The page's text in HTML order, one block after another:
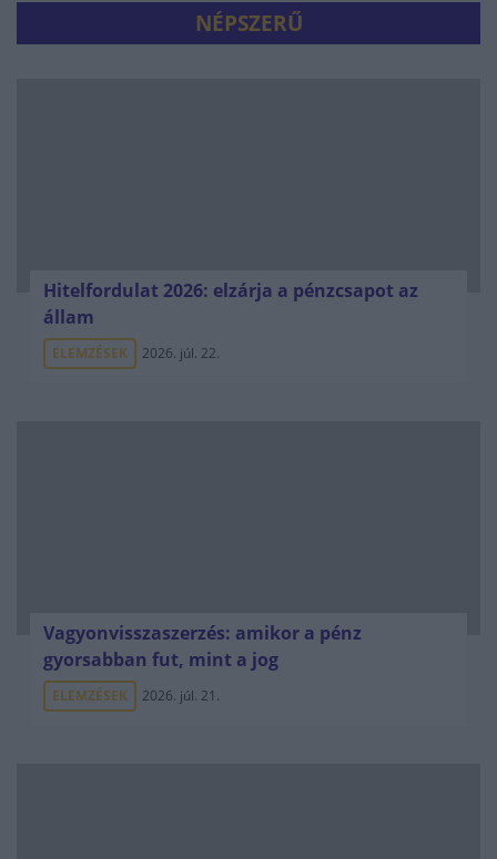
NÉPSZERŰ
Hitelfordulat 2026: elzárja a pénzcsapot az
állam
ELEMZÉSEK 2026. júl. 22.
Vagyonvisszaszerzés: amikor a pénz
gyorsabban fut, mint a jog
ELEMZÉSEK 2026. júl. 21.